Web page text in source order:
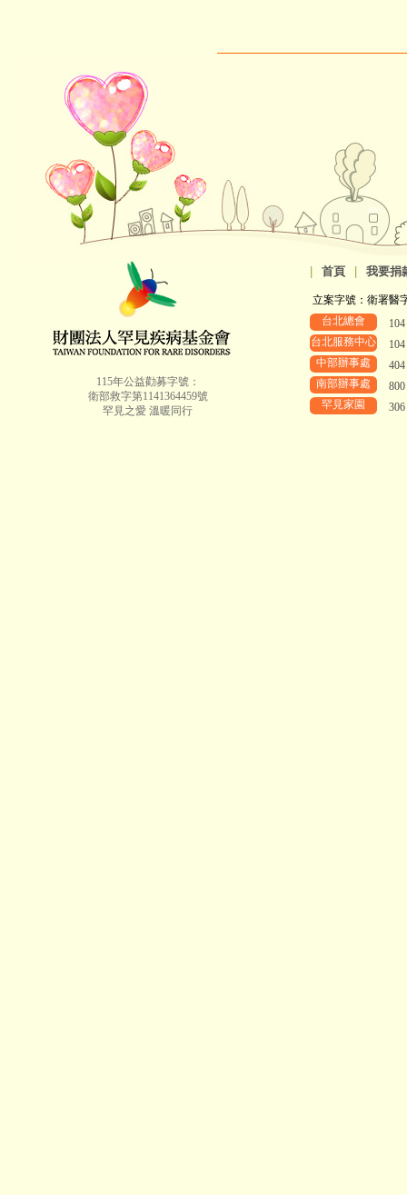
115年公益勸募字號：
衛部救字第1141364459號
罕見之愛 溫暖同行
首頁 我要捐
立案字號：衛署醫
台北總會
台北服務中心
中部辦事處
南部辦事處
罕見家園